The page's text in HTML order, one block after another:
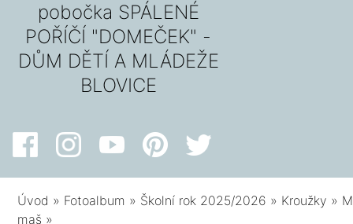
pobočka SPÁLENÉ
POŘÍČÍ "DOMEČEK" -
DŮM DĚTÍ A MLÁDEŽE
BLOVICE
Úvod » Fotoalbum » Školní rok 2025/2026 » Kroužky »
maš »